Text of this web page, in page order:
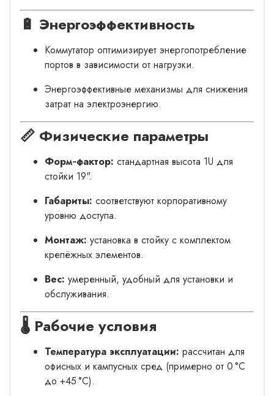
🔋 Энергоэффективность
Коммутатор оптимизирует энергопотребление
портов в зависимости от нагрузки.
Энергоэффективные механизмы для снижения
затрат на электроэнергию.
📏 Физические параметры
Форм‑фактор: стандартная высота 1U для
стойки 19".
Габариты: соответствуют корпоративному
уровню доступа.
Монтаж: установка в стойку с комплектом
крепёжных элементов.
Вес: умеренный, удобный для установки и
обслуживания.
🌡️ Рабочие условия
Температура эксплуатации: рассчитан для
офисных и кампусных сред (примерно от 0 °C
до +45 °C).